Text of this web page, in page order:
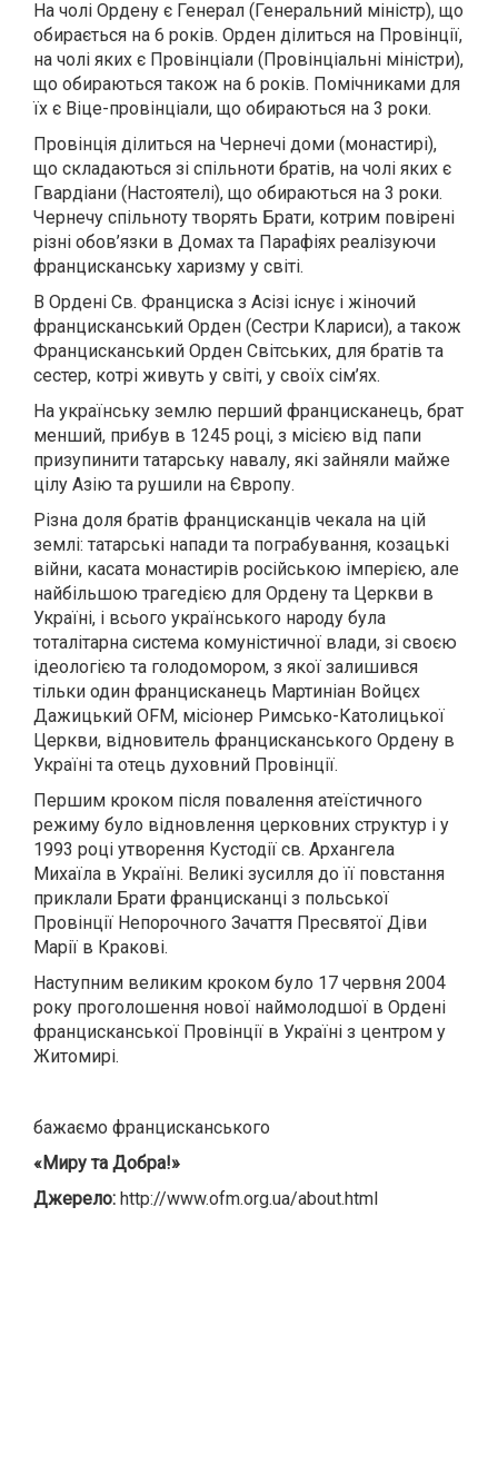
На чолі Ордену є Генерал (Генеральний міністр), що
обирається на 6 років. Орден ділиться на Провінції,
на чолі яких є Провінціали (Провінціальні міністри),
що обираються також на 6 років. Помічниками для
їх є Віце-провінціали, що обираються на 3 роки.
Провінція ділиться на Чернечі доми (монастирі),
що складаються зі спільноти братів, на чолі яких є
Гвардіани (Настоятелі), що обираються на 3 роки.
Чернечу спільноту творять Брати, котрим повірені
різні обов’язки в Домах та Парафіях реалізуючи
францисканську харизму у світі.
В Ордені Св. Франциска з Асізі існує і жіночий
францисканський Орден (Сестри Клариси), а також
Францисканський Орден Світських, для братів та
сестер, котрі живуть у світі, у своїх сім’ях.
На українську землю перший францисканець, брат
менший, прибув в 1245 році, з місією від папи
призупинити татарську навалу, які зайняли майже
цілу Азію та рушили на Європу.
Різна доля братів францисканців чекала на цій
землі: татарські напади та пограбування, козацькі
війни, касата монастирів російською імперією, але
найбільшою трагедією для Ордену та Церкви в
Україні, і всього українського народу була
тоталітарна система комуністичної влади, зі своєю
ідеологією та голодомором, з якої залишився
тільки один францисканець Мартиніан Войцєх
Дажицький OFM, місіонер Римсько-Католицької
Церкви, відновитель францисканського Ордену в
Україні та отець духовний Провінції.
Першим кроком після повалення атеїстичного
режиму було відновлення церковних структур і у
1993 році утворення Кустодії св. Архангела
Михаїла в Україні. Великі зусилля до її повстання
приклали Брати францисканці з польської
Провінції Непорочного Зачаття Пресвятої Діви
Марії в Кракові.
Наступним великим кроком було 17 червня 2004
року проголошення нової наймолодшої в Ордені
францисканської Провінції в Україні з центром у
Житомирі.
бажаємо францисканського
«Миру та Добра!»
Джерело: http://www.ofm.org.ua/about.html